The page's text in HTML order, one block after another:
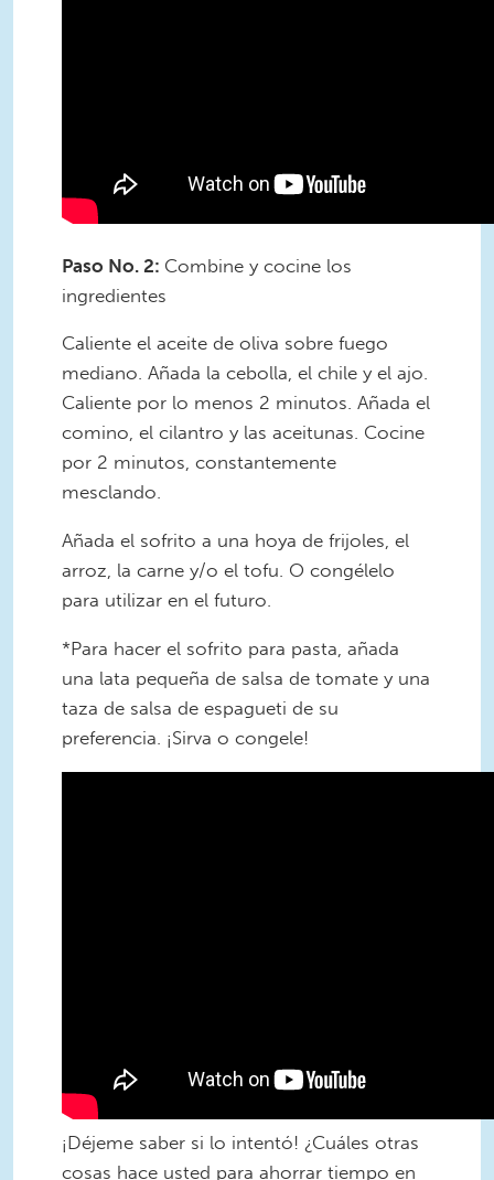
Paso No. 2: Combine y cocine los
ingredientes
Caliente el aceite de oliva sobre fuego
mediano. Añada la cebolla, el chile y el ajo.
Caliente por lo menos 2 minutos. Añada el
comino, el cilantro y las aceitunas. Cocine
por 2 minutos, constantemente
mesclando.
Añada el sofrito a una hoya de frijoles, el
arroz, la carne y/o el tofu. O congélelo
para utilizar en el futuro.
*Para hacer el sofrito para pasta, añada
una lata pequeña de salsa de tomate y una
taza de salsa de espagueti de su
preferencia. ¡Sirva o congele!
¡Déjeme saber si lo intentó! ¿Cuáles otras
cosas hace usted para ahorrar tiempo en